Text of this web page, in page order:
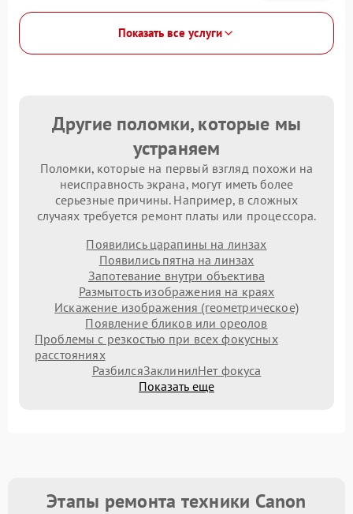
Показать все услуги
Другие поломки, которые мы
устраняем
Поломки, которые на первый взгляд похожи на
неисправность экрана, могут иметь более
серьезные причины. Например, в сложных
случаях требуется ремонт платы или процессора.
Появились царапины на линзах
Появились пятна на линзах
Запотевание внутри объектива
Размытость изображения на краях
Искажение изображения (геометрическое)
Появление бликов или ореолов
Проблемы с резкостью при всех фокусных
расстояниях
РазбилсяЗаклинилНет фокуса
Показать еще
Этапы ремонта техники Canon